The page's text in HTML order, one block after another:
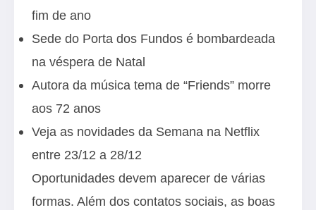
fim de ano
Sede do Porta dos Fundos é bombardeada
na véspera de Natal
Autora da música tema de “Friends” morre
aos 72 anos
Veja as novidades da Semana na Netflix
entre 23/12 a 28/12
Oportunidades devem aparecer de várias
formas. Além dos contatos sociais, as boas